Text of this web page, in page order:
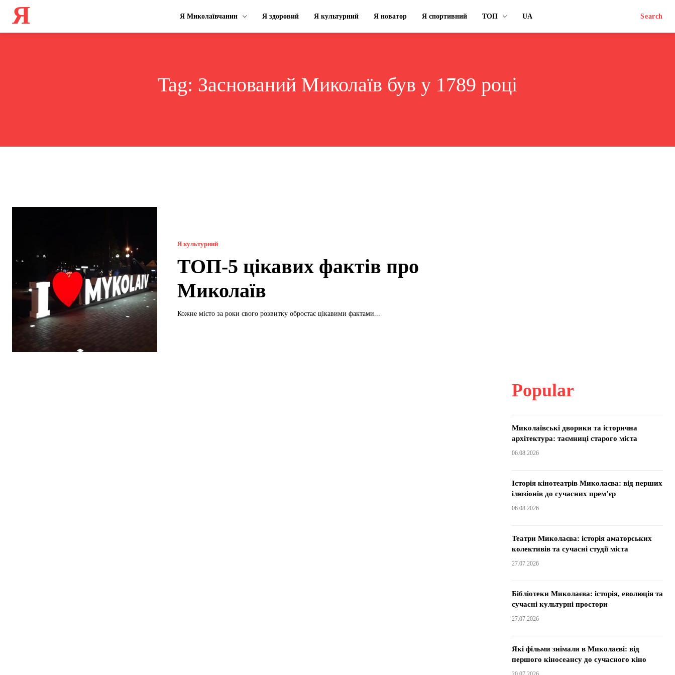
Я Я Миколаївчанин Я здоровий Я культурний Я новатор Я спортивний ТОП UA Search
Tag: Заснований Миколаїв був у 1789 році
Я культурний
ТОП-5 цікавих фактів про
Миколаїв
Кожне місто за роки свого розвитку обростає цікавими фактами...
Popular
Миколаївські дворики та історична
архітектура: таємниці старого міста
06.08.2026
Історія кінотеатрів Миколаєва: від перших
ілюзіонів до сучасних прем’єр
06.08.2026
Театри Миколаєва: історія аматорських
колективів та сучасні студії міста
27.07.2026
Бібліотеки Миколаєва: історія, еволюція та
сучасні культурні простори
27.07.2026
Які фільми знімали в Миколаєві: від
першого кіносеансу до сучасного кіно